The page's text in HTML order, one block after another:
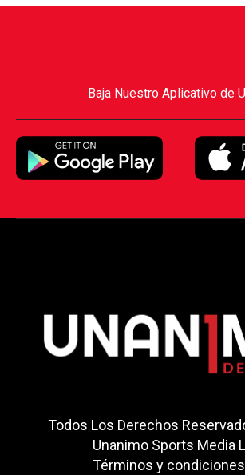
Baja Nuestro Aplicativo de
Todos Los Derechos
Unanimo Sports Media
Términos y condiciones